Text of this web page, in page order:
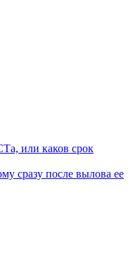
или каков срок
сразу после вылова ее